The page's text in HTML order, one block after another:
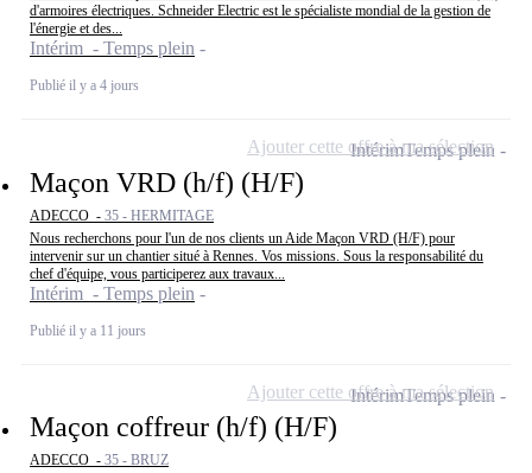
d'armoires électriques. Schneider Electric est le spécialiste mondial de la gestion de
l'énergie et des...
Intérim - Temps plein
Publié il y a 4 jours
Maçon VRD (h/f) (H/F)
ADECCO - 35 - HERMITAGE
Nous recherchons pour l'un de nos clients un Aide Maçon VRD (H/F) pour
intervenir sur un chantier situé à Rennes. Vos missions. Sous la responsabilité du
chef d'équipe, vous participerez aux travaux...
Intérim - Temps plein
Publié il y a 11 jours
IntérimTemps plein
Ajouter cette offre à ma sélection
Maçon coffreur (h/f) (H/F)
ADECCO - 35 - BRUZ
IntérimTemps plein
Ajouter cette offre à ma sélection